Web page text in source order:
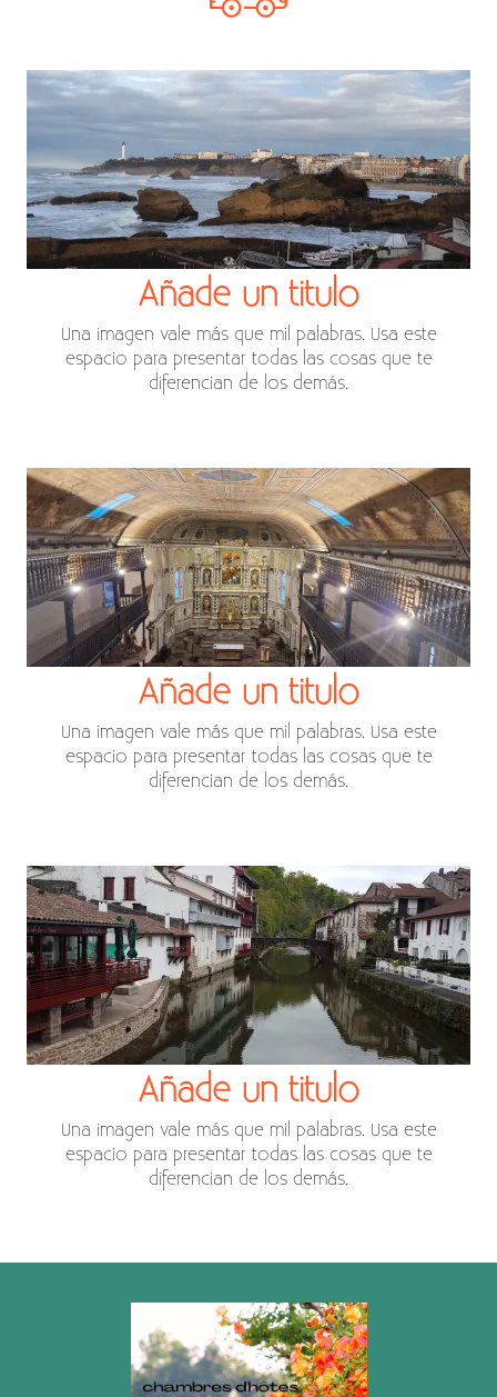
Añade un titulo
Una imagen vale más que mil palabras. Usa este
espacio para presentar todas las cosas que te
diferencian de los demás.
Añade un titulo
Una imagen vale más que mil palabras. Usa este
espacio para presentar todas las cosas que te
diferencian de los demás.
Añade un titulo
Una imagen vale más que mil palabras. Usa este
espacio para presentar todas las cosas que te
diferencian de los demás.